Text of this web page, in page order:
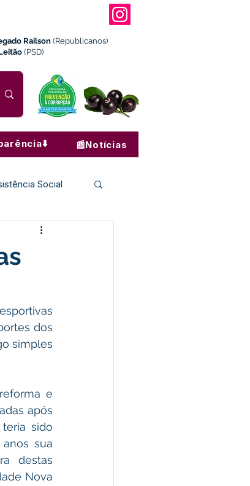
Railson (Republicanos)
(PSD)
📰Notícias
Social
e Governo
dos
simples
e
após
sido
sua
destas
Nova